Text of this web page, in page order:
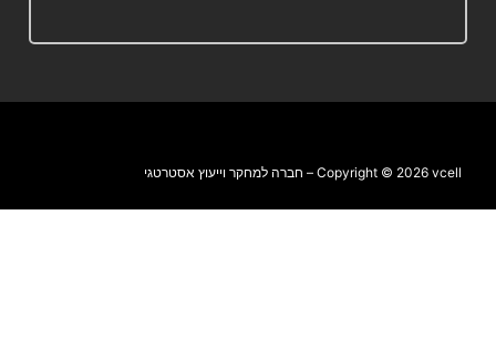
Copyright © 2026 vcell – חברה למחקר וייעוץ אסטרטגי